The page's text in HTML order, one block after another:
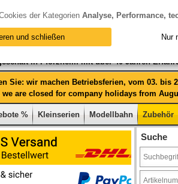
in Pforzheim mit über 40 Jahren
Sie: wir machen Betriebsferien, vom 03. bis
we are closed for company holidays from
% Kleinserien Modellbahn Zubehör
Suche
der Kategorien Analyse, Performance,
und schließen Nur